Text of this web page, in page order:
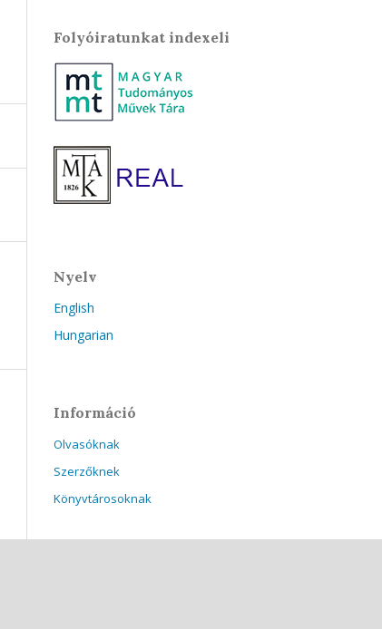
Folyóiratunkat indexeli
Nyelv
English
Hungarian
Információ
Olvasóknak
Szerzőknek
Könyvtárosoknak